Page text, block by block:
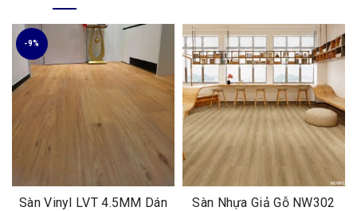
-9%
Sàn Vinyl LVT 4.5MM Dán
Sàn Nhựa Giả Gỗ NW302